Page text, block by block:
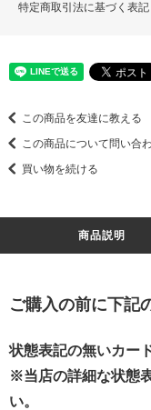
特定商取引法に基づく表記
この商品を友達に教える
この商品について問い合
買い物を続ける
商品説明
ご購入の前に下記
状態表記の無いカー
※当店の詳細な状態
い。